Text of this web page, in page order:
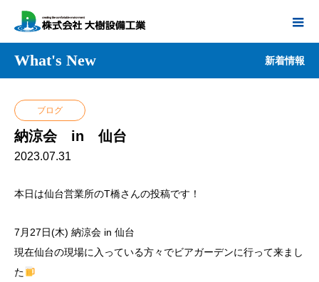
What's New 新着情報
ブログ
納涼会 in 仙台
2023.07.31
本日は仙台営業所のT橋さんの投稿です！
7月27日(木) 納涼会 in 仙台
現在仙台の現場に入っている方々でビアガーデンに行って来まし
た